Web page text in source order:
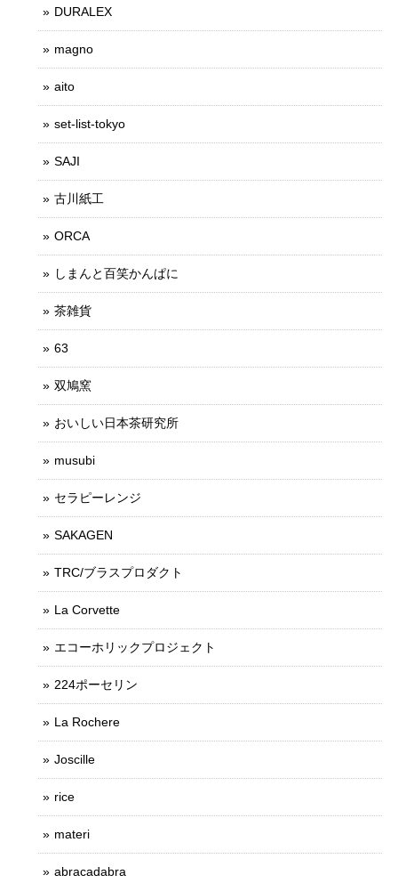
DURALEX
magno
aito
set-list-tokyo
SAJI
古川紙工
ORCA
しまんと百笑かんぱに
茶雑貨
63
双鳩窯
おいしい日本茶研究所
musubi
セラピーレンジ
SAKAGEN
TRC/ブラスプロダクト
La Corvette
エコーホリックプロジェクト
224ポーセリン
La Rochere
Joscille
rice
materi
abracadabra